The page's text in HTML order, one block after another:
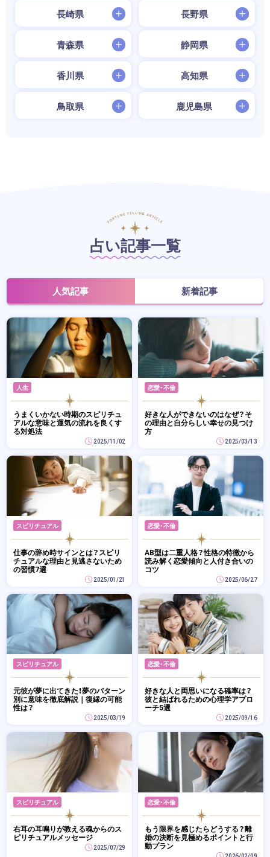
長崎県 長野県
青森県 静岡県
香川県 高知県
鳥取県 鹿児島県
占い記事一覧
人気記事 新着記事
人生
うまくいかない時期のスピリチュ
アルな意味と運気の流れを良くす
る対処法
2025/11/02
恋愛・不倫
好きな人ができないのはなぜ？そ
の理由と自分らしい幸せの見つけ
方
2025/03/13
スピリチュアル
仕事の辞め時サインとは？スピリ
チュアルな理由と見逃さないため
の習慣7選
2025/01/21
恋愛・不倫
AB型は二重人格？性格の特徴から
読み解く恋愛傾向と人付き合いの
コツ
2025/06/27
スピリチュアル
元彼が夢に出てきた！夢のパターン
別に意味を徹底解説｜復縁の可能
性は？
2025/03/19
恋愛・不倫
好きな人と両思いになる確率は？
彼と結ばれるための心理学アプロ
ーチ5選
2025/09/16
スピリチュアル
右耳の耳鳴りが教える魂からのス
ピリチュアルメッセージ
2025/07/29
恋愛・不倫
もう限界を感じたらどうする？離
婚の決断を見極めるポイントと行
動プラン